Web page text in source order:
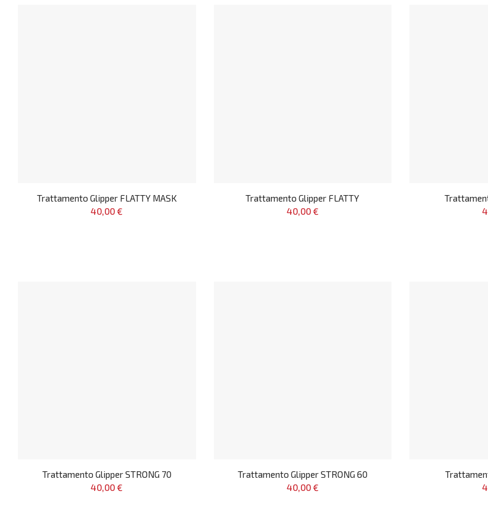
Trattamento Glipper FLATTY MASK
40,00 €
Trattamento Glipper FLATTY
40,00 €
Trattamento Glipper STRONG 70
40,00 €
Trattamento Glipper STRONG 60
40,00 €